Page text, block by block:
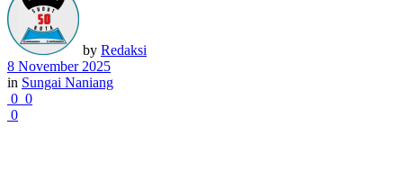
by Redaksi
8 November 2025
in Sungai Naniang
0 0
0